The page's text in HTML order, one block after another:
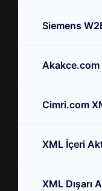
Siemens
Cimri.com
XML İçeri
XML Dışarı